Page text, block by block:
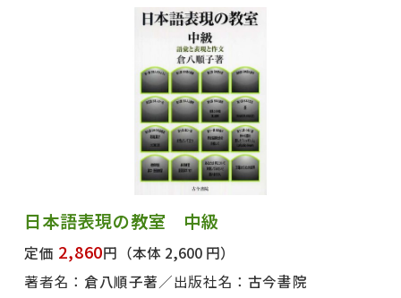
日本語表現の教室 中級
定価 2,860円 （本体 2,600 円）
著者名： 倉八順子著 出版社名： 古今書院